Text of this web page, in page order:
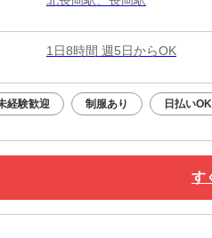
1日8時間 週5日からOK
経験歓迎 制服あり 日払いOK
す